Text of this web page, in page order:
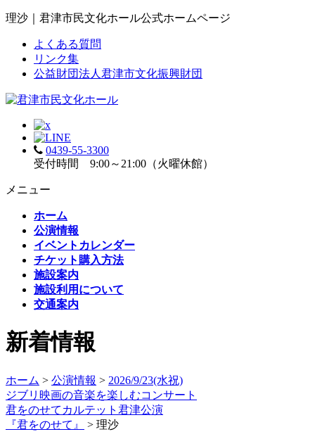
理沙｜君津市民文化ホール公式ホームページ
よくある質問
リンク集
公益財団法人君津市文化振興財団
0439-55-3300
受付時間 9:00～21:00（火曜休館）
メニュー
ホーム
公演情報
イベントカレンダー
チケット購入方法
施設案内
施設利用について
交通案内
新着情報
ホーム > 公演情報 > 2026/9/23(水祝)
ジブリ映画の音楽を楽しむコンサート
君をのせてカルテット君津公演
『君をのせて』
> 理沙